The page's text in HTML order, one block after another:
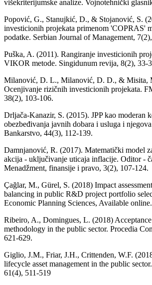
višekriterijumske analize. Vojnotehnički
Popović, G., Stanujkić, D., & Stojanović, S.
investicionih projekata primenom 'COPRAS'
podatke. Serbian Journal of Management,
Puška, A. (2011). Rangiranje investicionih
VIKOR metode. Singidunum revija, 8(2), 33-
Milanović, D. L., Milanović, D. D., & Misita,
Ocenjivanje rizičnih investicionih projekata.
38(2), 103-106.
Drljača-Kanazir, S. (2015). JPP kao moderan
obezbeđivanja javnih dobara i usluga i
Bankarstvo, 44(3), 112-139.
Damnjanović, R. (2017). Matematički model
akcija - uključivanje uticaja inflacije. Oditor -
Menadžment, finansije i pravo, 3(2), 107-124.
Çağlar, M., Gürel, S. (2018) Impact
balancing in public R&D project portfolio
Economic Planning Sciences, Available online.
Ribeiro, A., Domingues, L. (2018)
methodology in the public sector. Procedia
621-629.
Giglio, J.M., Friar, J.H., Crittenden, W.F.
lifecycle asset management in the public
61(4), 511-519